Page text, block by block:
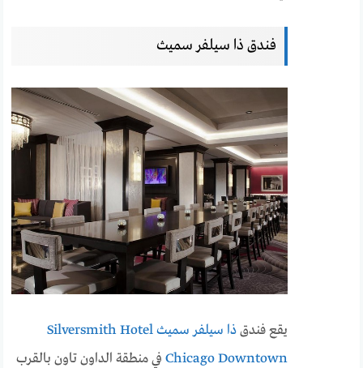
فندق ذا سيلفر سميث
يقع فندق
ذا سيلفر سميث Silversmith Hotel
Chicago Downtown في منطقة الداون تاون بالقرب